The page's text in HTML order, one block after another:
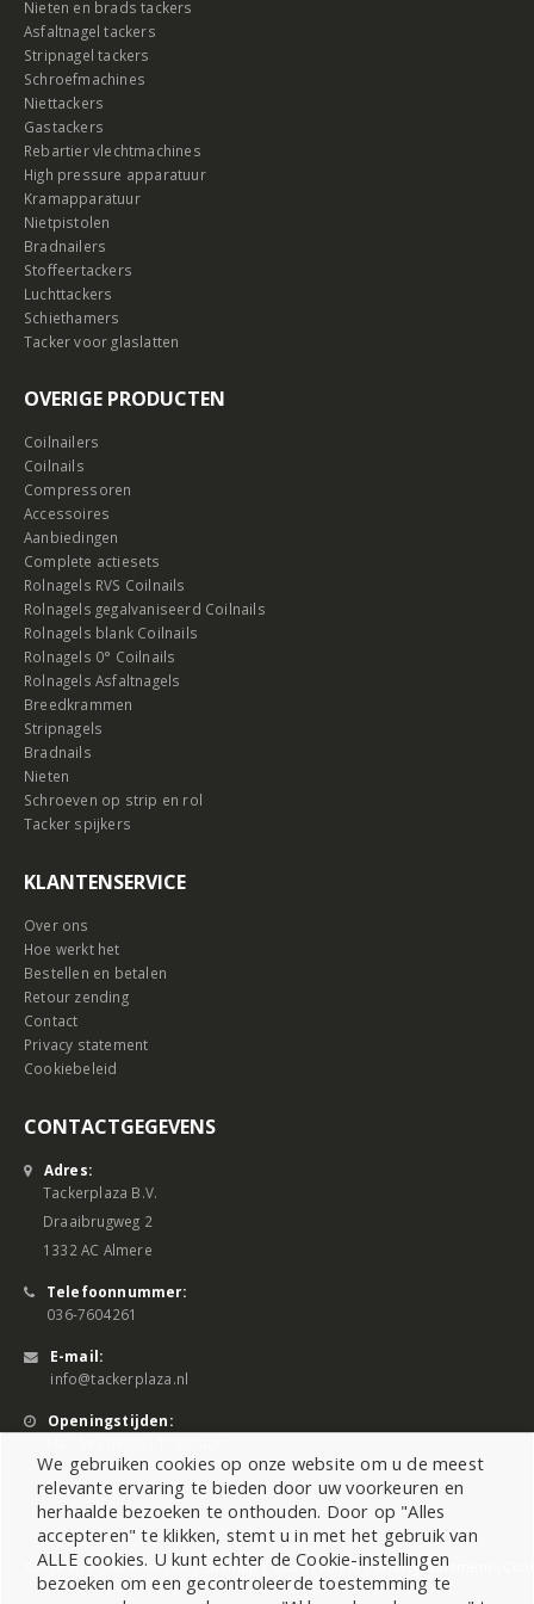
Nieten en brads tackers
Asfaltnagel tackers
Stripnagel tackers
Schroefmachines
Niettackers
Gastackers
Rebartier vlechtmachines
High pressure apparatuur
Kramapparatuur
Nietpistolen
Bradnailers
Stoffeertackers
Luchttackers
Schiethamers
Tacker voor glaslatten
OVERIGE PRODUCTEN
Coilnailers
Coilnails
Compressoren
Accessoires
Aanbiedingen
Complete actiesets
Rolnagels RVS Coilnails
Rolnagels gegalvaniseerd Coilnails
Rolnagels blank Coilnails
Rolnagels 0° Coilnails
Rolnagels Asfaltnagels
Breedkrammen
Stripnagels
Bradnails
Nieten
Schroeven op strip en rol
Tacker spijkers
KLANTENSERVICE
Over ons
Hoe werkt het
Bestellen en betalen
Retour zending
Contact
Privacy statement
Cookiebeleid
CONTACTGEGEVENS
Adres:
Tackerplaza B.V.
Draaibrugweg 2
1332 AC Almere
Telefoonnummer:
036-7604261
E-mail:
info@tackerplaza.nl
Openingstijden:
©2026 All Rights Reserved |Sitemap|Cookiebeleid|Privacy Statement
We gebruiken cookies op onze website om u de meest
relevante ervaring te bieden door uw voorkeuren en
herhaalde bezoeken te onthouden. Door op "Alles
accepteren" te klikken, stemt u in met het gebruik van
ALLE cookies. U kunt echter de Cookie-instellingen
bezoeken om een gecontroleerde toestemming te